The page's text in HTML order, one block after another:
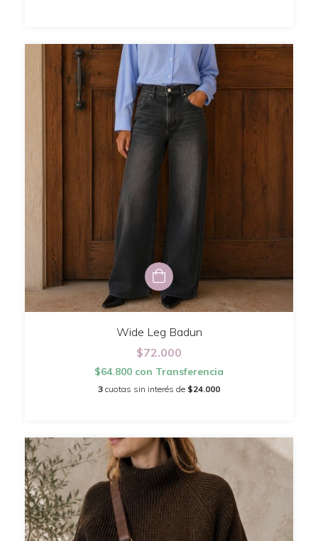
Wide Leg Badun
$72.000
$64.800 con Transferencia
3 cuotas sin interés de $24.000